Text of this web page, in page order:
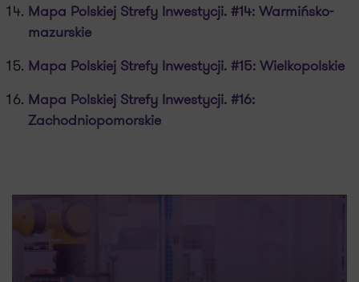
Mapa Polskiej Strefy Inwestycji. #14: Warmińsko-
mazurskie
Mapa Polskiej Strefy Inwestycji. #15: Wielkopolskie
Mapa Polskiej Strefy Inwestycji. #16:
Zachodniopomorskie